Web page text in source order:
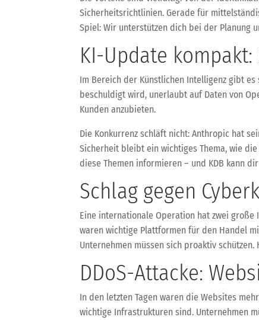
Sicherheitsrichtlinien. Gerade für
Spiel: Wir unterstützen dich bei der Planung
KI-Update
Im Bereich der Künstlichen Intelligenz gibt
beschuldigt wird, unerlaubt auf Daten von
Kunden anzubieten.
Die Konkurrenz schläft nicht: Anthropic hat
Sicherheit bleibt ein wichtiges Thema, wie
diese Themen informieren – und KDB kann
Schlag gegen
Eine internationale Operation hat zwei
waren wichtige Plattformen für den Handel
Unternehmen müssen sich proaktiv
DDoS-Attacke:
In den letzten Tagen waren die Websites
wichtige Infrastrukturen sind. Unternehmen